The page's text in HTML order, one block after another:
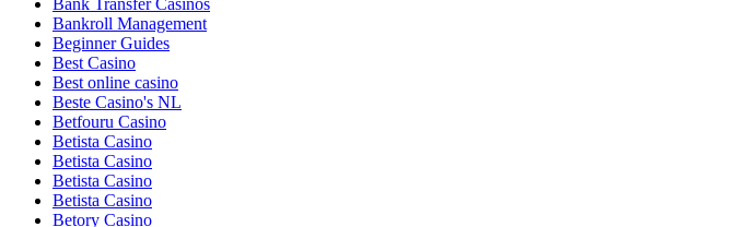
Bank Transfer Casinos
Bankroll Management
Beginner Guides
Best Casino
Best online casino
Beste Casino's NL
Betfouru Casino
Betista Casino
Betista Casino
Betista Casino
Betista Casino
Betory Casino